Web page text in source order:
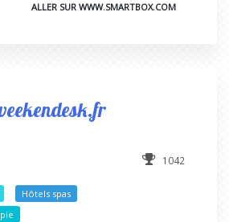
ALLER SUR WWW.SMARTBOX.COM
1042
Hôtels spas